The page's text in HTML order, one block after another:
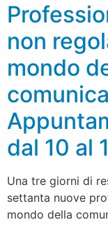
non
mondo
dal 10 al
Una tre giorni di
settanta nuove
mondo della